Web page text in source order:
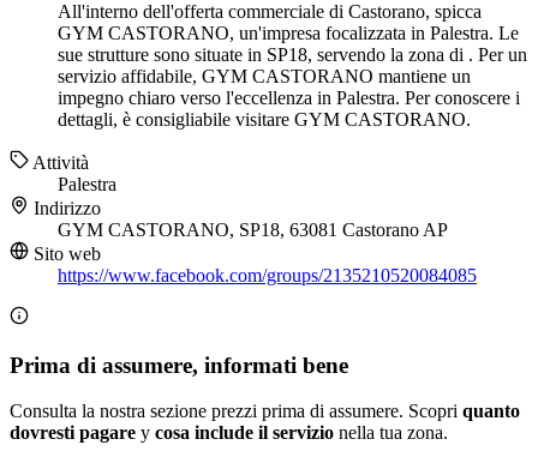
All'interno dell'offerta commerciale di Castorano, spicca
GYM CASTORANO, un'impresa focalizzata in Palestra. Le
sue strutture sono situate in SP18, servendo la zona di . Per un
servizio affidabile, GYM CASTORANO mantiene un
impegno chiaro verso l'eccellenza in Palestra. Per conoscere i
dettagli, è consigliabile visitare GYM CASTORANO.
Attività
Palestra
Indirizzo
GYM CASTORANO, SP18, 63081 Castorano AP
Sito web
https://www.facebook.com/groups/2135210520084085
Prima di assumere, informati bene
Consulta la nostra sezione prezzi prima di assumere. Scopri quanto
dovresti pagare y cosa include il servizio nella tua zona.